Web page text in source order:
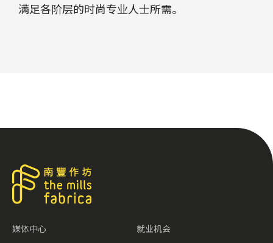
满足各阶层的时尚专业人士所需。
媒体中心 就业机会